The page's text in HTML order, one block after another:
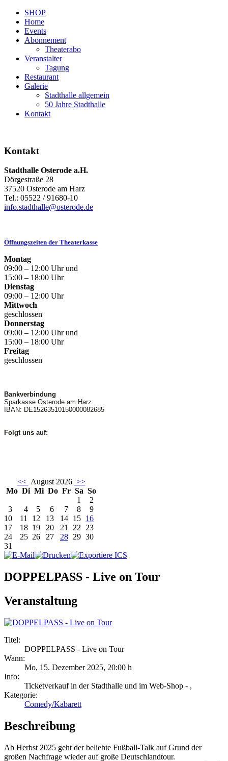
SHOP
Home
Events
Abonnement
Theaterabo
Veranstalter
Tagung
Restaurant
Galerie
Stadthalle allgemein
50 Jahre Stadthalle
Kontakt
Kontakt
Stadthalle Osterode a.H.
Dörgestraße 28
37520 Osterode am Harz
Tel.: 05522 / 91680-10
info.stadthalle@osterode.de
Öffnungszeiten der Theaterkasse
Montag
09:00 – 12:00 Uhr und
15:00 – 18:00 Uhr
Dienstag
09:00 – 12:00 Uhr
Mittwoch
geschlossen
Donnerstag
09:00 – 12:00 Uhr und
15:00 – 18:00 Uhr
Freitag
geschlossen
Bankverbindung
Sparkasse Osterode am Harz
IBAN: DE15263510150000082685
Folgt uns auf:
<< August 2026 >>
Mo Di Mi Do Fr Sa So
1
2
3
4 5 6 7 8
9
10
11 12 13 14 15 16
17
18 19 20 21 22 23
24
25 26 27 28 29 30
31
DOPPELPASS - Live on Tour
Veranstaltung
Titel:
DOPPELPASS - Live on Tour
Wann:
Mo, 15. Dezember 2025, 20:00 h
Info:
Ticketverkauf in der Stadthalle und im Web-Shop - ,
Kategorie:
Comedy/Kabarett
Beschreibung
Ab Herbst 2025 geht der beliebte Fußball-Talk auf Grund der
großen Nachfrage wieder auf große Deutschlandtour.